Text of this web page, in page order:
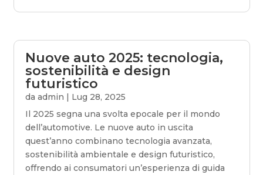
Nuove auto 2025: tecnologia,
sostenibilità e design
futuristico
daadmin | Lug 28, 2025
Il 2025 segna una svolta epocale per il mondo
dell’automotive. Le nuove auto in uscita
quest’anno combinano tecnologia avanzata,
sostenibilità ambientale e design futuristico,
offrendo ai consumatori un’esperienza di guida